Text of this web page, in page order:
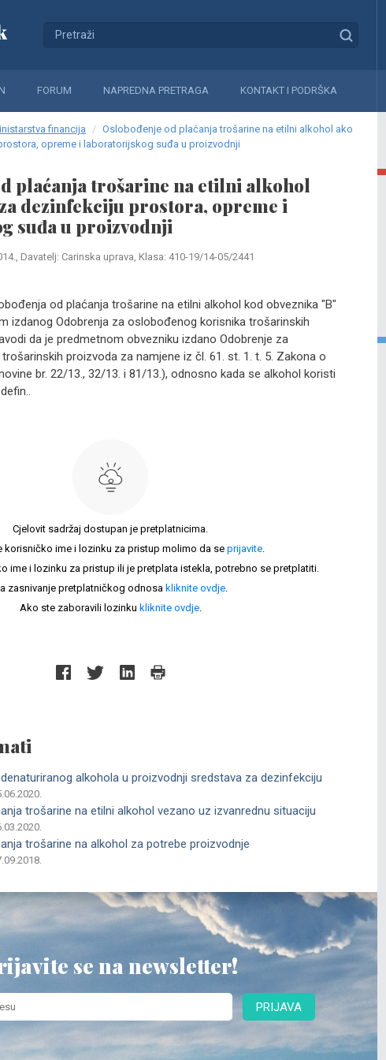
FORUM NAPREDNA PRETRAGA KONTAKT I PODRŠKA
financija
Oslobođenje od plaćanja trošarine na etilni alkohol ako
opreme i laboratorijskog suđa u proizvodnji
plaćanja trošarine na etilni alkohol
dezinfekciju prostora, opreme i
suđa u proizvodnji
Davatelj: Carinska uprava, Klasa: 410-19/14-05/2441
od plaćanja trošarine na etilni alkohol kod obveznika "B"
izdanog Odobrenja za oslobođenog korisnika trošarinskih
da je predmetnom obvezniku izdano Odobrenje za
proizvoda za namjene iz čl. 61. st. 1. t. 5. Zakona o
br. 22/13., 32/13. i 81/13.), odnosno kada se alkohol koristi
Cjelovit sadržaj dostupan je pretplatnicima.
korisničko ime i lozinku za pristup molimo da se prijavite.
ime i lozinku za pristup ili je pretplata istekla, potrebno se pretplatiti.
zasnivanje pretplatničkog odnosa kliknite ovdje.
Ako ste zaboravili lozinku kliknite ovdje.
alkohola u proizvodnji sredstava za dezinfekciju
trošarine na etilni alko­hol vezano uz izvanrednu situaciju
trošarine na alkohol za potrebe proizvodnje
se na newsletter!
PRIJAVA